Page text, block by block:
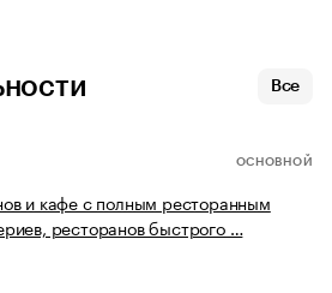
Все
ОСНОВНОЙ
и кафе с полным ресторанным
ресторанов быстрого …